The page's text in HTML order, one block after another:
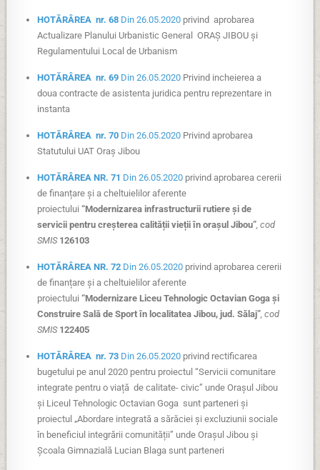
HOTĂRÂREA nr. 68 Din 26.05.2020 privind aprobarea
Actualizare Planului Urbanistic General ORAȘ JIBOU și
Regulamentului Local de Urbanism
HOTĂRÂREA nr. 69 Din 26.05.2020 Privind incheierea a
doua contracte de asistenta juridica pentru reprezentare in
instanta
HOTĂRÂREA nr. 70 Din 26.05.2020 Privind aprobarea
Statutului UAT Oraș Jibou
HOTĂRÂREA NR. 71 Din 26.05.2020 privind aprobarea cererii
de finanțare și a cheltuielilor aferente
proiectului“Modernizarea infrastructurii rutiere și de
servicii pentru creșterea calității vieții în orașul Jibou”, cod
SMIS 126103
HOTĂRÂREA NR. 72 Din 26.05.2020 privind aprobarea cererii
de finanțare și a cheltuielilor aferente
proiectului“Modernizare Liceu Tehnologic Octavian Goga și
Construire Sală de Sport în localitatea Jibou, jud. Sălaj”, cod
SMIS 122405
HOTĂRÂREA nr. 73 Din 26.05.2020 privind rectificarea
bugetului pe anul 2020 pentru proiectul “Servicii comunitare
integrate pentru o viață de calitate- civic” unde Orașul Jibou
și Liceul Tehnologic Octavian Goga sunt parteneri și
proiectul „Abordare integrată a sărăciei și excluziunii sociale
în beneficiul integrării comunității” unde Orașul Jibou și
Școala Gimnazială Lucian Blaga sunt parteneri